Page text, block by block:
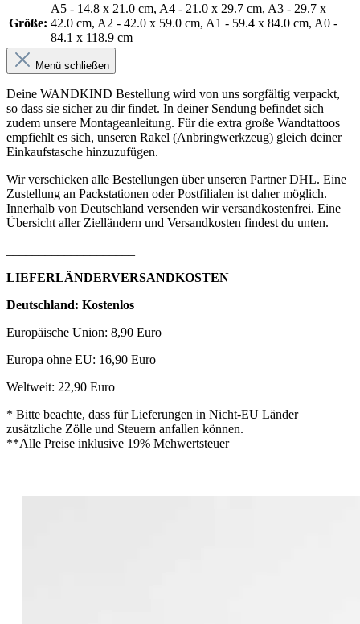
Größe:
A5 - 14.8 x 21.0 cm, A4 - 21.0 x 29.7 cm, A3 - 29.7 x
42.0 cm, A2 - 42.0 x 59.0 cm, A1 - 59.4 x 84.0 cm, A0 -
84.1 x 118.9 cm
Menü schließen
Deine WANDKIND Bestellung wird von uns sorgfältig verpackt,
so dass sie sicher zu dir findet. In deiner Sendung befindet sich
zudem unsere Montageanleitung. Für die extra große Wandtattoos
empfiehlt es sich, unseren Rakel (Anbringwerkzeug) gleich deiner
Einkaufstasche hinzuzufügen.
Wir verschicken alle Bestellungen über unseren Partner DHL. Eine
Zustellung an Packstationen oder Postfilialen ist daher möglich.
Innerhalb von Deutschland versenden wir versandkostenfrei. Eine
Übersicht aller Zielländern und Versandkosten findest du unten.
LIEFERLÄNDERVERSANDKOSTEN
Deutschland: Kostenlos
Europäische Union: 8,90 Euro
Europa ohne EU: 16,90 Euro
Weltweit: 22,90 Euro
* Bitte beachte, dass für Lieferungen in Nicht-EU Länder
zusätzliche Zölle und Steuern anfallen können.
**Alle Preise inklusive 19% Mehwertsteuer